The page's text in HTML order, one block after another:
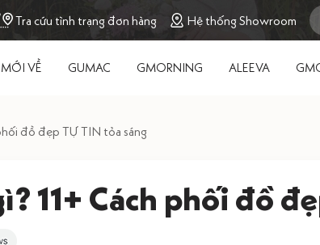
Tra cứu tình trạng đơn hàng Hệ thống Showroom
VỀ GUMAC GMORNING ALEEVA
đồ đẹp TỰ TIN tỏa sáng
11+ Cách phối đồ